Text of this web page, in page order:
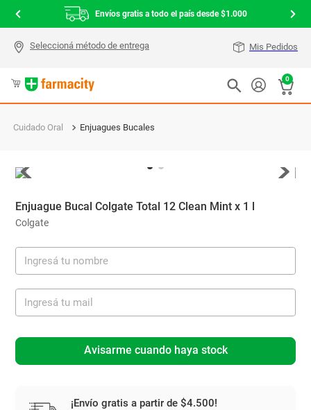
Envíos gratis a todo el país desde $1.000
Mis Pedidos
0
Cuidado Oral Enjuagues Bucales
Enjuague Bucal Colgate Total 12 Clean Mint x 1 l
Colgate
Avisarme cuando haya stock
¡Envío gratis a partir de $4.500!